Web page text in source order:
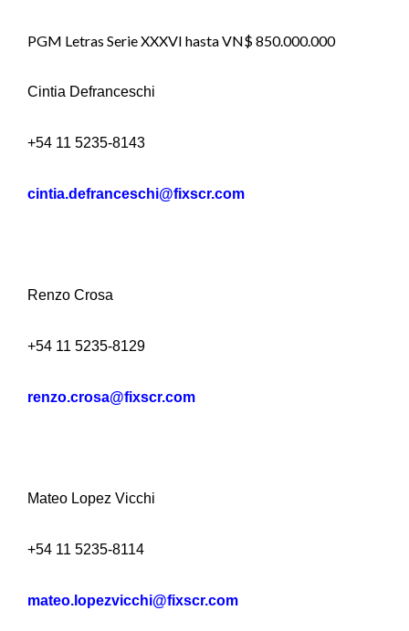
PGM Letras Serie XXXVI hasta VN$ 850.000.000
Cintia Defranceschi
+54 11 5235-8143
cintia.defranceschi@fixscr.com
Renzo Crosa
+54 11 5235-8129
renzo.crosa@fixscr.com
Mateo Lopez Vicchi
+54 11 5235-8114
mateo.lopezvicchi@fixscr.com